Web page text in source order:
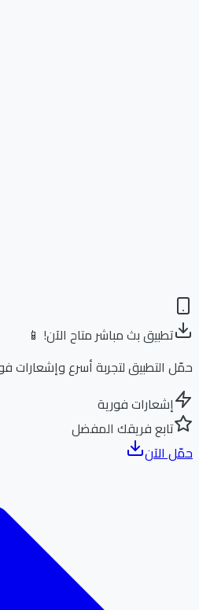
تطبيق بث مباشر متاح الآن! 📱
التطبيق لتجربة أسرع وإشعارات فورية
إشعارات فورية
تابع فريقك المفضل
الآن